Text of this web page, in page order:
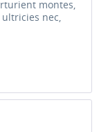
montes,
nec,